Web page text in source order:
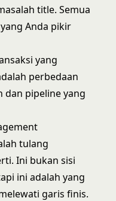
title. Semua
Anda pikir
yang
perbedaan
dan pipeline yang
tulang
Ini bukan sisi
ini adalah yang
garis finis.